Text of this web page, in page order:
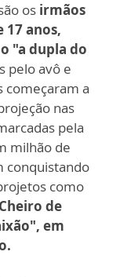
os irmãos
17 anos,
"a dupla do
pelo avô e
começaram a
nas
pela
milhão de
conquistando
como
de
em